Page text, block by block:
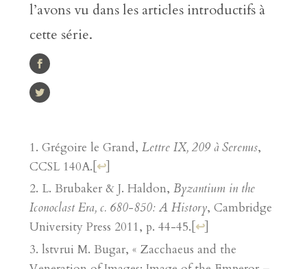
l’avons vu dans les articles introductifs à
cette série.
Grégoire le Grand, Lettre IX, 209 à Serenus,
CCSL 140A. ↩]
L. Brubaker & J. Haldon, Byzantium in the
Iconoclast Era, c. 680-850: A History, Cambridge
University Press 2011, p. 44-45. ↩]
lstvrui M. Bugar, « Zacchaeus and the